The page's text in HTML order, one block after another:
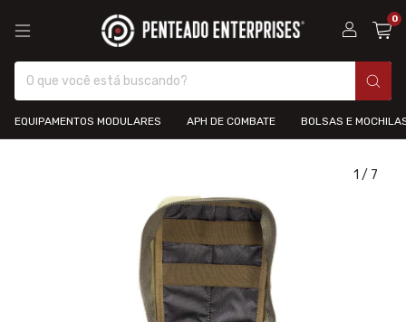
0
EQUIPAMENTOS MODULARES APH DE COMBATE BOLSAS E
1 / 7